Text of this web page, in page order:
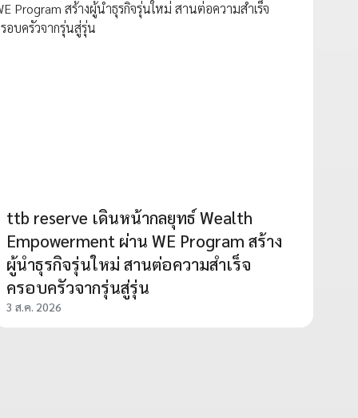
ttb reserve เดินหน้ากลยุทธ์ Wealth
Empowerment ผ่าน WE Program สร้าง
ผู้นำธุรกิจรุ่นใหม่ สานต่อความสำเร็จ
ครอบครัวจากรุ่นสู่รุ่น
3 ส.ค. 2026